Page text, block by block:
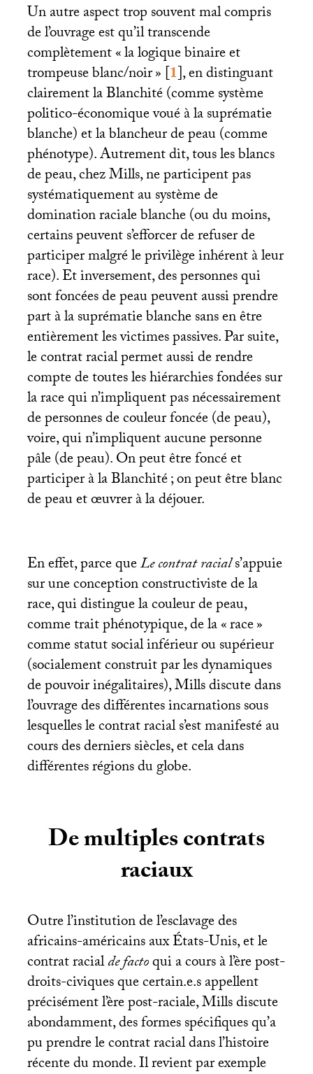
Un autre aspect trop souvent mal compris
de l’ouvrage est qu’il transcende
complètement «la logique binaire et
trompeuse blanc/noir»[1], en distinguant
clairement la Blanchité (comme système
politico-économique voué à la suprématie
blanche) et la blancheur de peau (comme
phénotype). Autrement dit, tous les blancs
de peau, chez Mills, ne participent pas
systématiquement au système de
domination raciale blanche (ou du moins,
certains peuvent s’efforcer de refuser de
participer malgré le privilège inhérent à leur
race). Et inversement, des personnes qui
sont foncées de peau peuvent aussi prendre
part à la suprématie blanche sans en être
entièrement les victimes passives. Par suite,
le contrat racial permet aussi de rendre
compte de toutes les hiérarchies fondées sur
la race qui n’impliquent pas nécessairement
de personnes de couleur foncée (de peau),
voire, qui n’impliquent aucune personne
pâle (de peau). On peut être foncé et
participer à la Blanchité; on peut être blanc
de peau et œuvrer à la déjouer.
En effet, parce queLe contrat racials’appuie
sur une conception constructiviste de la
race, qui distingue la couleur de peau,
comme trait phénotypique, de la «race»
comme statut social inférieur ou supérieur
(socialement construit par les dynamiques
de pouvoir inégalitaires), Mills discute dans
l’ouvrage des différentes incarnations sous
lesquelles le contrat racial s’est manifesté au
cours des derniers siècles, et cela dans
différentes régions du globe.
De multiples contrats
raciaux
Outre l’institution de l’esclavage des
africains-américains aux États-Unis, et le
contrat racialde factoqui a cours à l’ère post-
droits-civiques que certain.e.s appellent
précisément l’ère post-raciale, Mills discute
abondamment, des formes spécifiques qu’a
pu prendre le contrat racial dans l’histoire
récente du monde. Il revient par exemple